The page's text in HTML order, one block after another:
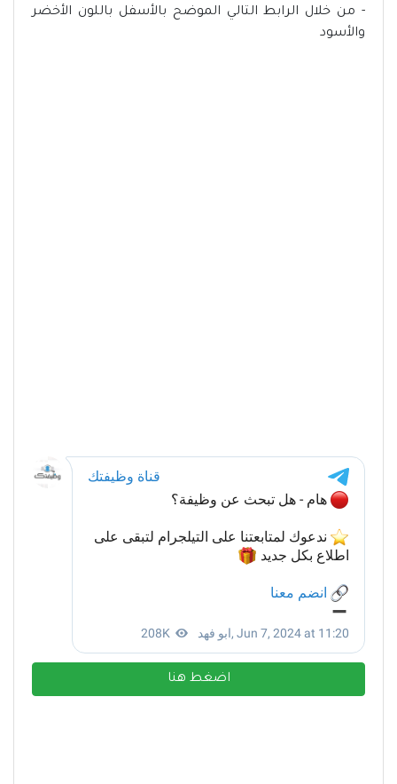
- من خلال الرابط التالي الموضح بالأسفل باللون الأخضر
والأسود
اضغط هنا